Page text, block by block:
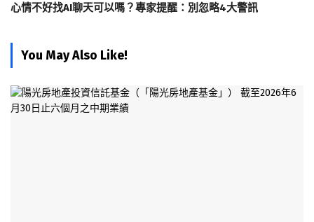
心情不好找AI聊天可以嗎？專家提醒：別忽略4大警訊
You May Also Like!